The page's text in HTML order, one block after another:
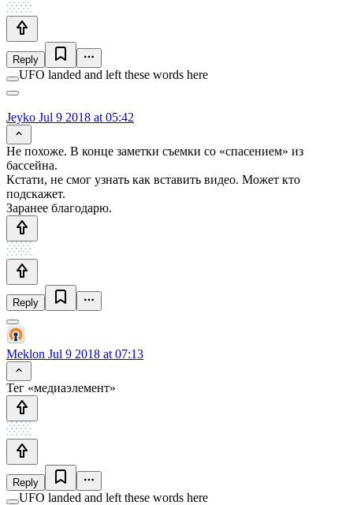
Reply
UFO landed and left these words here
Jeyko Jul 9 2018 at 05:42
Не похоже. В конце заметки съемки со «спасением» из
бассейна.
Кстати, не смог узнать как вставить видео. Может кто
подскажет.
Заранее благодарю.
Reply
Meklon Jul 9 2018 at 07:13
Тег «медиаэлемент»
Reply
UFO landed and left these words here